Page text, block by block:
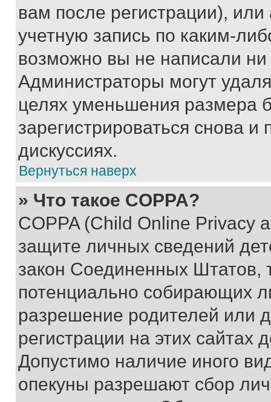
вам после регистрации),
учетную запись по каким-
возможно вы не написали
Администраторы могут
целях уменьшения размера
зарегистрироваться снова и
дискуссиях.
Вернуться наверх
» Что такое COPPA?
COPPA (Child Online Privacy
защите личных сведений
закон Соединенных Штатов,
потенциально собирающих
разрешение родителей или
регистрации на этих сайтах
Допустимо наличие иного
опекуны разрешают сбор